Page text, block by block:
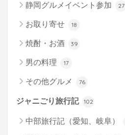
静岡グルメイベント参加 27
お取り寄せ 18
焼酎・お酒 39
男の料理 17
その他グルメ 76
ジャニごり旅行記 102
中部旅行記（愛知、岐阜）